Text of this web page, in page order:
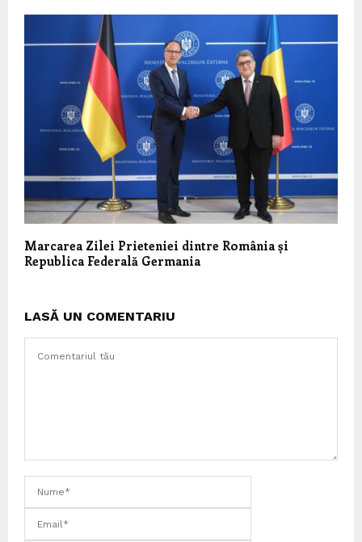
Marcarea Zilei Prieteniei dintre România și
Republica Federală Germania
LASĂ UN COMENTARIU